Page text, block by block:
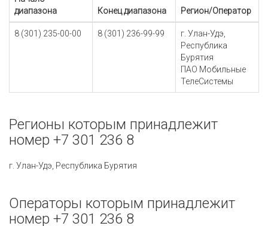
диапазона
Конец диапазона Регион/Оператор
8 (301) 235-00-00 8 (301) 236-99-99
г. Улан-Удэ,
Республика
Бурятия
ПАО Мобильные
ТелеСистемы
Регионы которым принадлежит
номер +7 301 236 8
г. Улан-Удэ, Республика Бурятия
Операторы которым принадлежит
номер +7 301 236 8